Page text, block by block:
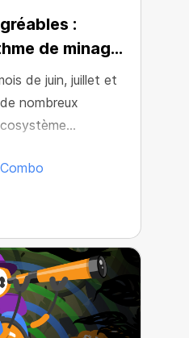
:
de minage
de juin, juillet et
nombreux
un
qui peut déjà être
produits de